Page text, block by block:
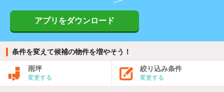
アプリをダウンロード
条件を変えて候補の物件を増やそう！
雨坪
変更する
絞り込み条件
変更する